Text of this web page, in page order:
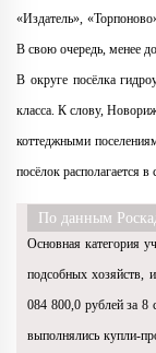
«Издатель»,
В свою очередь, менее
В округе посёлка
класса. К слову,
коттеджными
посёлок располагается
По данным
Основная категория
подсобных хозяйств,
084 800,0 рублей за
выполнялись купли-